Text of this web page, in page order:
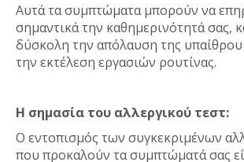
Αυτά τα συμπτώματα μπορούν να
σημαντικά την καθημερινότητά σας,
δύσκολη την απόλαυση της
την εκτέλεση εργασιών ρουτίνας.
Η σημασία του αλλεργικού τεστ:
Ο εντοπισμός των συγκεκριμένων
που προκαλούν τα συμπτώματά σας